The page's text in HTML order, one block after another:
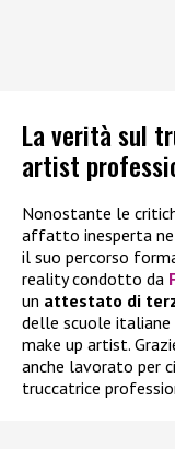
La verità sul
artist
Nonostante le
affatto inesperta
il suo percorso
reality condotto da
un attestato di
delle scuole italiane
make up artist.
anche lavorato per
truccatrice